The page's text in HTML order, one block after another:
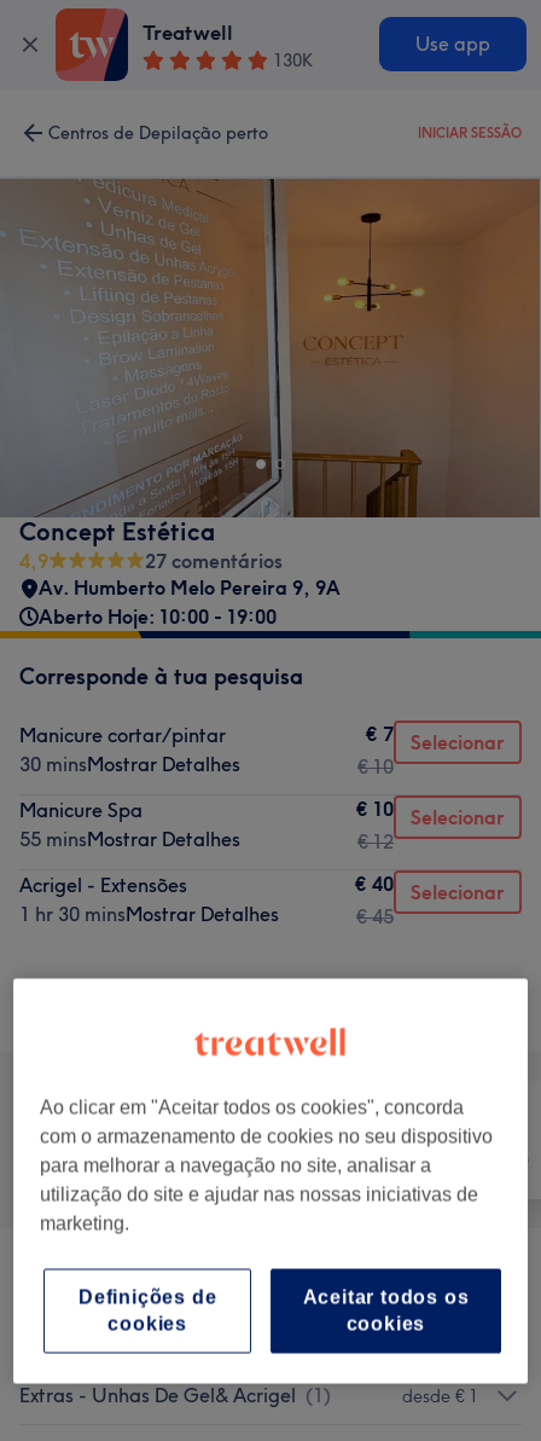
Treatwell
130K
Use app
Centros de Depilação perto INICIAR SESSÃO
Concept Estética
4,9
27 comentários
Av. Humberto Melo Pereira 9, 9A
Aberto Hoje: 10:00 - 19:00
Corresponde à tua pesquisa
Manicure cortar/pintar
30 minsMostrar Detalhes
€ 7
€ 10
Selecionar
Manicure Spa
55 minsMostrar Detalhes
€ 10
€ 12
Selecionar
Acrigel - Extensões
1 hr 30 minsMostrar Detalhes
€ 40
€ 45
Selecionar
Tudo
Tratamento de
unhas
Depilação
Unhas De Gel (5)
Unhas Acrigel (6) desde € 9
Extras - Unhas De Gel& Acrigel (1) desde € 1
Ao clicar em "Aceitar todos os cookies", concorda
com o armazenamento de cookies no seu dispositivo
para melhorar a navegação no site, analisar a
utilização do site e ajudar nas nossas iniciativas de
marketing.
Aceitar todos os
cookies
Definições de
cookies